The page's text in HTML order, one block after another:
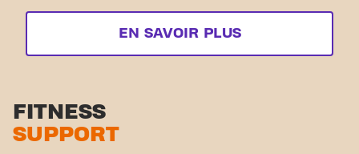
EN SAVOIR PLUS
FITNESS
SUPPORT